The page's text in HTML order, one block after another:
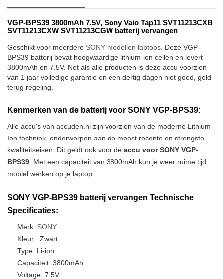
VGP-BPS39 3800mAh 7.5V, Sony Vaio Tap11 SVT11213CXB
SVT11213CXW SVT11213CGW batterij vervangen
Geschikt voor meerdere SONY modellen laptops . Deze VGP-
BPS39 batterij bevat hoogwaardige lithium-ion cellen en levert
3800mAh en 7.5V. Net als alle producten is deze accu voorzien
van 1 jaar volledige garantie en een dertig dagen niet goed, geld
terug regeling.
Kenmerken van de batterij voor SONY VGP-BPS39:
Alle accu's van accuden.nl zijn voorzien van de moderne Lithium-
Ion techniek, onderworpen aan de meest recente en strengste
kwaliteitseisen. Dit geldt ook voor de accu voor SONY VGP-
BPS39 . Met een capaciteit van 3800mAh kun je weer ruime tijd
mobiel werken op je laptop.
SONY VGP-BPS39 batterij vervangen Technische
Specificaties:
Merk: SONY
Kleur : Zwart
Type: Li-ion
Capaciteit: 3800mAh
Voltage: 7.5V